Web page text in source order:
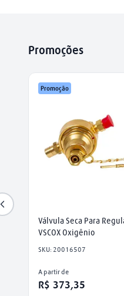
Promoções
Promoção
Válvula Seca Para
VSCOX Oxigênio
SKU:20016507
A partir de
R$ 373,35